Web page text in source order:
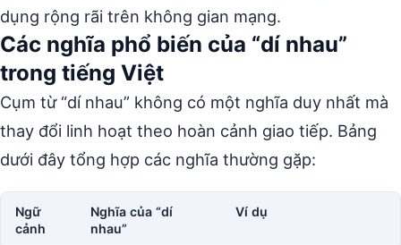
dụng rộng rãi trên không gian mạng.
Các nghĩa phổ biến của “dí nhau”
trong tiếng Việt
Cụm từ “dí nhau” không có một nghĩa duy nhất mà
thay đổi linh hoạt theo hoàn cảnh giao tiếp. Bảng
dưới đây tổng hợp các nghĩa thường gặp:
Ngữ
cảnh
Nghĩa của “dí
nhau”
Ví dụ